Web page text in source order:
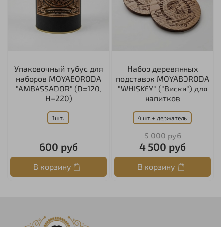
Упаковочный тубус для
наборов MOYABORODA
"AMBASSADOR" (D=120,
H=220)
1шт.
600 руб
В корзину
Набор деревянных
подставок MOYABORODA
"WHISKEY" ("Виски") для
напитков
4 шт.+ держатель
5 000 руб
4 500 руб
В корзину